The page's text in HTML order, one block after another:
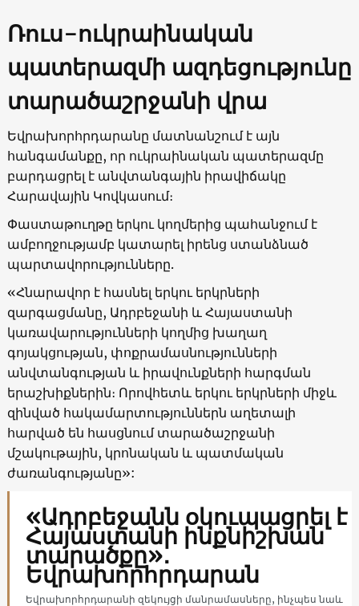
Ռուս-ուկրաինական
պատերազմի ազդեցությունը
տարածաշրջանի վրա
Եվրախորհրդարանը մատնանշում է այն
հանգամանքը, որ ուկրաինական պատերազմը
բարդացրել է անվտանգային իրավիճակը
Հարավային Կովկասում։
Փաստաթուղթը երկու կողմերից պահանջում է
ամբողջությամբ կատարել իրենց ստանձնած
պարտավորությունները.
«Հնարավոր է հասնել երկու երկրների
զարգացմանը, Ադրբեջանի և Հայաստանի
կառավարությունների կողմից խաղաղ
գոյակցության, փոքրամասնությունների
անվտանգության և իրավունքների հարգման
երաշխիքներին։ Որովհետև երկու երկրների միջև
զինված հակամարտություններն աղետալի
հարված են հասցնում տարածաշրջանի
մշակութային, կրոնական և պատմական
ժառանգությանը»:
«Ադրբեջանն օկուպացրել է
Հայաստանի ինքնիշխան
տարածքը»․
Եվրախորհրդարան
Եվրախորհրդարանի զեկույցի մանրամասները, ինչպես նաև